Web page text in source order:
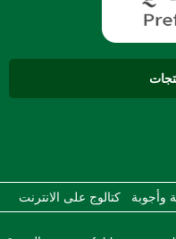
وأجوبة كتالوج على الانترنت